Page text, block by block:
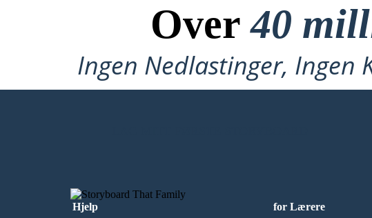
Over40
Ingen Nedlastinger, Ingen
Hjelp
for Lærere